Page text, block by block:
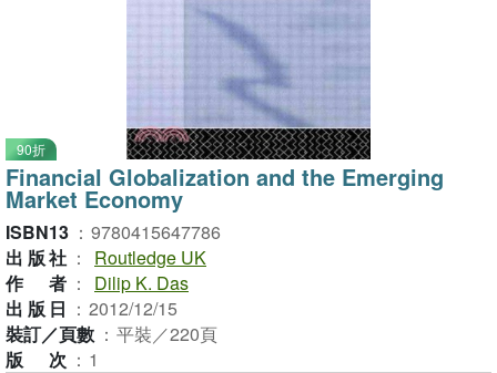
90折
Financial Globalization and the Emerging
Market Economy
ISBN13 ： 9780415647786
出版社 ：
Routledge UK
作者 ：
Dilip K. Das
出版日 ： 2012/12/15
裝訂／頁數 ： 平裝／220頁
版次 ： 1